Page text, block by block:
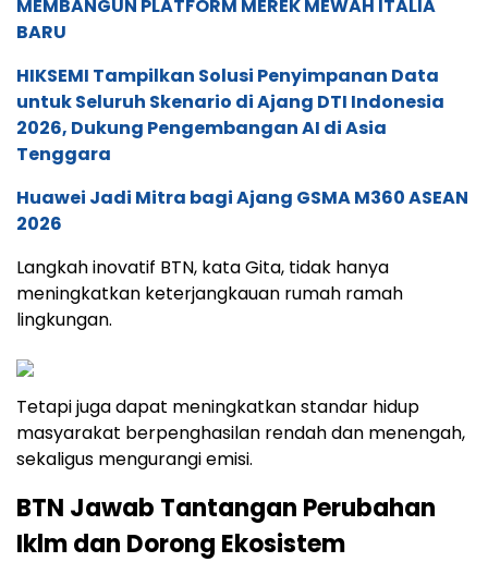
MEMBANGUN PLATFORM MEREK MEWAH ITALIA
BARU
HIKSEMI Tampilkan Solusi Penyimpanan Data
untuk Seluruh Skenario di Ajang DTI Indonesia
2026, Dukung Pengembangan AI di Asia
Tenggara
Huawei Jadi Mitra bagi Ajang GSMA M360 ASEAN
2026
Langkah inovatif BTN, kata Gita, tidak hanya
meningkatkan keterjangkauan rumah ramah
lingkungan.
Tetapi juga dapat meningkatkan standar hidup
masyarakat berpenghasilan rendah dan menengah,
sekaligus mengurangi emisi.
BTN Jawab Tantangan Perubahan
Iklm dan Dorong Ekosistem